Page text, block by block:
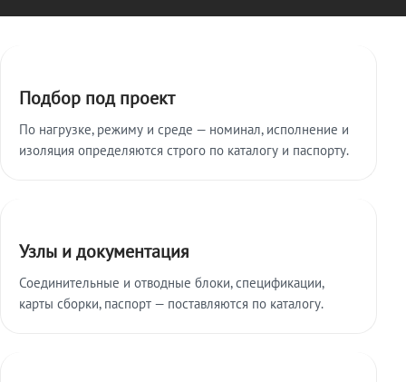
Подбор под проект
По нагрузке, режиму и среде — номинал, исполнение и
изоляция определяются строго по каталогу и паспорту.
Узлы и документация
Соединительные и отводные блоки, спецификации,
карты сборки, паспорт — поставляются по каталогу.